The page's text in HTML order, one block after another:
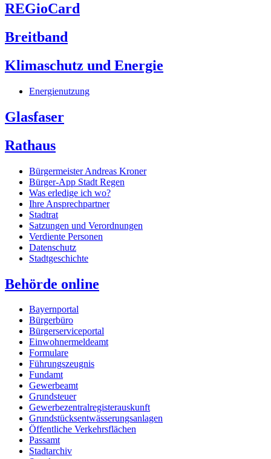
REGioCard
Breitband
Klimaschutz und Energie
Energienutzung
Glasfaser
Rathaus
Bürgermeister Andreas Kroner
Bürger-App Stadt Regen
Was erledige ich wo?
Ihre Ansprechpartner
Stadtrat
Satzungen und Verordnungen
Verdiente Personen
Datenschutz
Stadtgeschichte
Behörde online
Bayernportal
Bürgerbüro
Bürgerserviceportal
Einwohnermeldeamt
Formulare
Führungszeugnis
Fundamt
Gewerbeamt
Grundsteuer
Gewerbezentralregisterauskunft
Grundstücksentwässerungsanlagen
Öffentliche Verkehrsflächen
Passamt
Stadtarchiv